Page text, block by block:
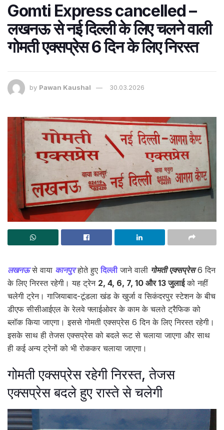
Gomti Express cancelled –
लखनऊ से नई दिल्ली के लिए चलने वाली
गोमती एक्सप्रेस 6 दिन के लिए निरस्त
by Pawan Kaushal 30.03.2026
लखनऊसे वाया कानपुरहोते हुएदिल्लीजाने वाली गोमती एक्सप्रेस6 दिन
के लिए निरस्त रहेगी। यह ट्रेन 2, 4, 6, 7, 10 और 13 जुलाईको नहीं
चलेगी ट्रेन। गाजियाबाद-टूंडला खंड के खुर्जा व सिकंदरपुर स्टेशन के बीच
डीएफ सीसीआईएल के रेलवे फ्लाईओवर के काम के चलते ट्रैफिक को
ब्लॉक किया जाएगा। इससे गोमती एक्सप्रेस 6 दिन के लिए निरस्त रहेगी।
इसके साथ ही तेजस एक्सप्रेस को बदले रूट से चलाया जाएगा और साथ
ही कई अन्य ट्रेनों को भी रोककर चलाया जाएगा।
गोमती एक्सप्रेस रहेगी निरस्त, तेजस
एक्सप्रेस बदले हुए रास्ते से चलेगी